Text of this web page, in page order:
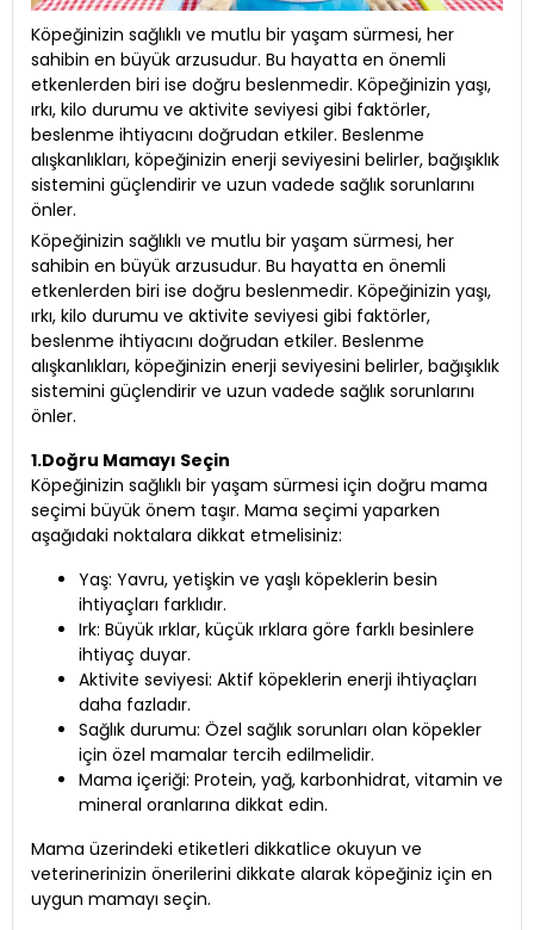
Köpeğinizin sağlıklı ve mutlu bir yaşam sürmesi, her
sahibin en büyük arzusudur. Bu hayatta en önemli
etkenlerden biri ise doğru beslenmedir. Köpeğinizin yaşı,
ırkı, kilo durumu ve aktivite seviyesi gibi faktörler,
beslenme ihtiyacını doğrudan etkiler. Beslenme
alışkanlıkları, köpeğinizin enerji seviyesini belirler, bağışıklık
sistemini güçlendirir ve uzun vadede sağlık sorunlarını
önler.
Köpeğinizin sağlıklı ve mutlu bir yaşam sürmesi, her
sahibin en büyük arzusudur. Bu hayatta en önemli
etkenlerden biri ise doğru beslenmedir. Köpeğinizin yaşı,
ırkı, kilo durumu ve aktivite seviyesi gibi faktörler,
beslenme ihtiyacını doğrudan etkiler. Beslenme
alışkanlıkları, köpeğinizin enerji seviyesini belirler, bağışıklık
sistemini güçlendirir ve uzun vadede sağlık sorunlarını
önler.
1.Doğru Mamayı Seçin
Köpeğinizin sağlıklı bir yaşam sürmesi için doğru mama
seçimi büyük önem taşır. Mama seçimi yaparken
aşağıdaki noktalara dikkat etmelisiniz:
Yaş: Yavru, yetişkin ve yaşlı köpeklerin besin
ihtiyaçları farklıdır.
Irk: Büyük ırklar, küçük ırklara göre farklı besinlere
ihtiyaç duyar.
Aktivite seviyesi: Aktif köpeklerin enerji ihtiyaçları
daha fazladır.
Sağlık durumu: Özel sağlık sorunları olan köpekler
için özel mamalar tercih edilmelidir.
Mama içeriği: Protein, yağ, karbonhidrat, vitamin ve
mineral oranlarına dikkat edin.
Mama üzerindeki etiketleri dikkatlice okuyun ve
veterinerinizin önerilerini dikkate alarak köpeğiniz için en
uygun mamayı seçin.